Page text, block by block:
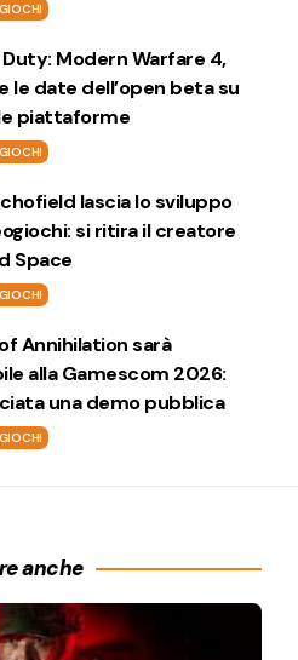
Duty: Modern Warfare 4,
le date dell’open beta su
piattaforme
lascia lo sviluppo
si ritira il creatore
Space
Annihilation sarà
alla Gamescom 2026:
una demo pubblica
anche